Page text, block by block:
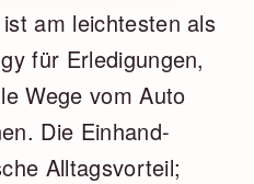
am leichtesten als
für Erledigungen,
Wege vom Auto
Die Einhand-
Alltagsvorteil;